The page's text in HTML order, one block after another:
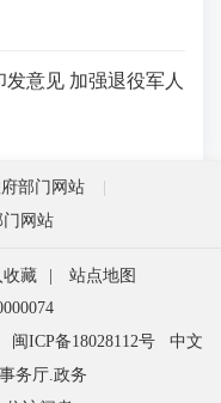
意见 加强退役军人
部门网站
网站
收藏
站点地图
闽ICP备18028112号
中文
务厅.政务